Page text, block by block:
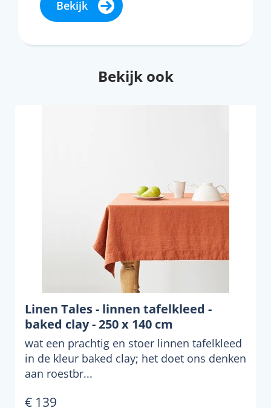
Bekijk
Bekijk ook
Linen Tales - linnen tafelkleed -
baked clay - 250 x 140 cm
wat een prachtig en stoer linnen tafelkleed
in de kleur baked clay; het doet ons denken
aan roestbr...
€ 139